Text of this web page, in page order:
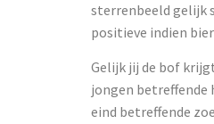
sterrenbeeld gelijk
positieve indien
Gelijk jij de bof
jongen betreffende
eind betreffende